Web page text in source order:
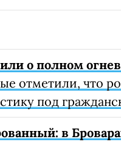
о полном
отметили, что
под
в